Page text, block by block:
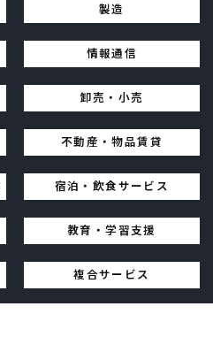
製造
情報通信
卸売・小売
不動産・物品賃貸
宿泊・飲食サービス
教育・学習支援
複合サービス